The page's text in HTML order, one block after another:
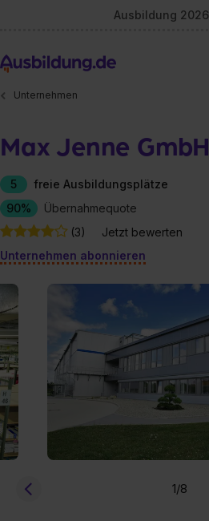
Ausbildung 2026
Unternehmen
Max Jenne GmbH
5
freie Ausbildungsplätze
90%
Übernahmequote
(3)
Jetzt bewerten
Unternehmen abonnieren
1/8